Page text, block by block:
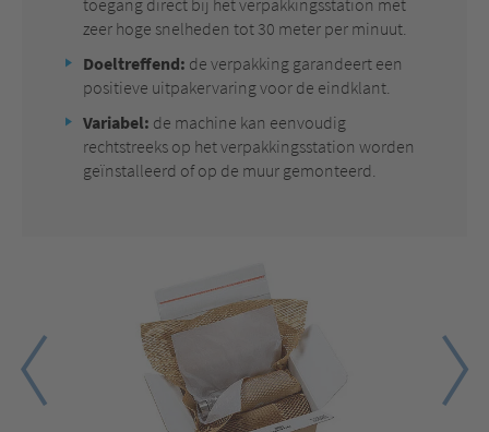
toegang direct bij het verpakkingsstation met
zeer hoge snelheden tot 30 meter per minuut.
Doeltreffend: de verpakking garandeert een
positieve uitpakervaring voor de eindklant.
Variabel: de machine kan eenvoudig
rechtstreeks op het verpakkingsstation worden
geïnstalleerd of op de muur gemonteerd.